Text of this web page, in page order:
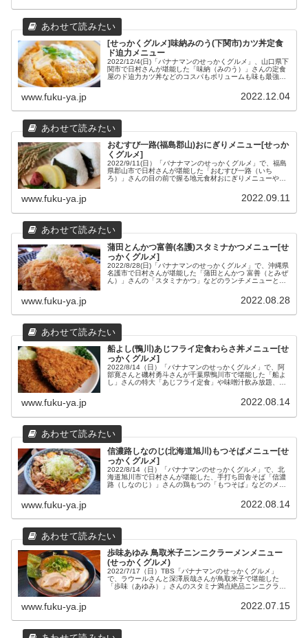
[せっかくグルメ]味納みのう(下関市)カツ丼定食
ド迫力メニュー
2022/12/4(日)「バナナマンのせっかくグルメ」、山口県下
関市で日村さんが堪能した「味納（みのう）」さんの定食
屋のド迫力カツ丼などのコスパもボリュームも味も最強メ
www.fuku-ya.jp 2022.12.04
おむすび一路(福島郡山)おにぎりメニュー[せっか
くグルメ]
2022/9/11(日）「バナナマンのせっかくグルメ」で、福島
県郡山市で日村さんが堪能した「おむすび一路（いち
ろ）」さんの目の前で握る地元食材おにぎりメニューや場
www.fuku-ya.jp 2022.09.11
蒲田とんかつ富善(名護)スタミナかつメニュー[せ
っかくグルメ]
2022/8/28(日)「バナナマンのせっかくグルメ」で、沖縄県
名護市で日村さんが堪能した「蒲田とんかつ 富善（とみぜ
ん）」さんの「スタミナかつ」などのランチメニューと場
www.fuku-ya.jp 2022.08.28
船よし(鴨川)あじフライ定食わらさ丼メニュー[せ
っかくグルメ]
2022/8/14（日）「バナナマンのせっかくグルメ」で、阿
部寛さんと磯村勇斗さんが千葉県鴨川市で堪能した「船よ
し」さんの特大「あじフライ定食」や味噌汁飲み放題、2
www.fuku-ya.jp 2022.08.14
信濃路しなのじ(北海道旭川)もつそばメニュー[せ
っかくグルメ]
2022/8/14（日）「バナナマンのせっかくグルメ」で、北
海道旭川市で日村さんが堪能した、手打ち田舎そば「信濃
路（しなのじ）」さんの鶏もつの「もつそば」などのメニ
www.fuku-ya.jp 2022.08.14
歩味あゆみ 鳥取米子ニンニクラーメンメニュー
(せっかくグルメ)
2022/7/17（日）TBS「バナナマンのせっかくグルメ」
で、ラウールさんと深澤辰哉さんが鳥取米子で堪能した
「歩味（あゆみ）」さんのスタミナ満点絶品ニンニクラー
www.fuku-ya.jp 2022.07.15